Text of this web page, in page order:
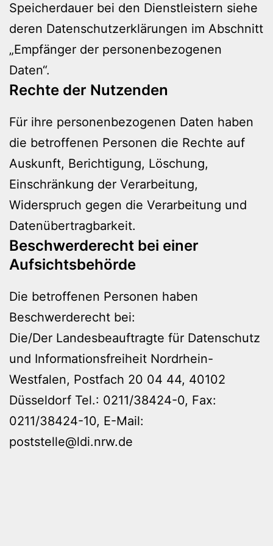
Speicherdauer bei den Dienstleistern siehe
deren Datenschutzerklärungen im Abschnitt
„Empfänger der personenbezogenen
Daten“.
Rechte der Nutzenden
Für ihre personenbezogenen Daten haben
die betroffenen Personen die Rechte auf
Auskunft, Berichtigung, Löschung,
Einschränkung der Verarbeitung,
Widerspruch gegen die Verarbeitung und
Datenübertragbarkeit.
Beschwerderecht bei einer
Aufsichtsbehörde
Die betroffenen Personen haben
Beschwerderecht bei:
Die/Der Landesbeauftragte für Datenschutz
und Informationsfreiheit Nordrhein-
Westfalen, Postfach 20 04 44, 40102
Düsseldorf Tel.: 0211/38424-0, Fax:
0211/38424-10, E-Mail:
poststelle@ldi.nrw.de